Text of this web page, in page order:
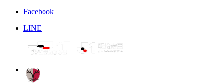
Facebook
LINE